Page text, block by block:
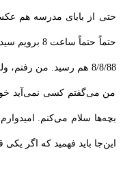
حتماً حتماً
8/8/88 هم رسید. من
من می‌گفتم کسی نمی‌آید
بچه‌ها سلام می‌کنم.
این‌جا باید فهمید که اگر